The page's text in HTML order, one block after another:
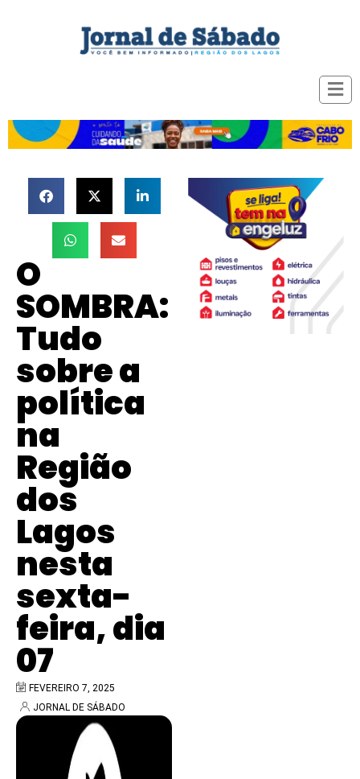
O
SOMBRA:
Tudo
sobre a
política
na
Região
dos
Lagos
nesta
sexta-
feira, dia
07
FEVEREIRO 7, 2025
JORNAL DE SÁBADO